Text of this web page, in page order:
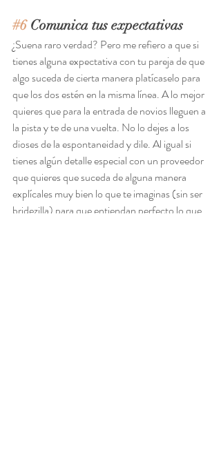
#6 Comunica tus expectativas
¿Suena raro verdad? Pero me refiero a que si
tienes alguna expectativa con tu pareja de que
algo suceda de cierta manera platícaselo para
que los dos estén en la misma línea. A lo mejor
quieres que para la entrada de novios lleguen a
la pista y te de una vuelta. No lo dejes a los
dioses de la espontaneidad y dile. Al igual si
tienes algún detalle especial con un proveedor
que quieres que suceda de alguna manera
explícales muy bien lo que te imaginas (sin ser
bridezilla) para que entiendan perfecto lo que